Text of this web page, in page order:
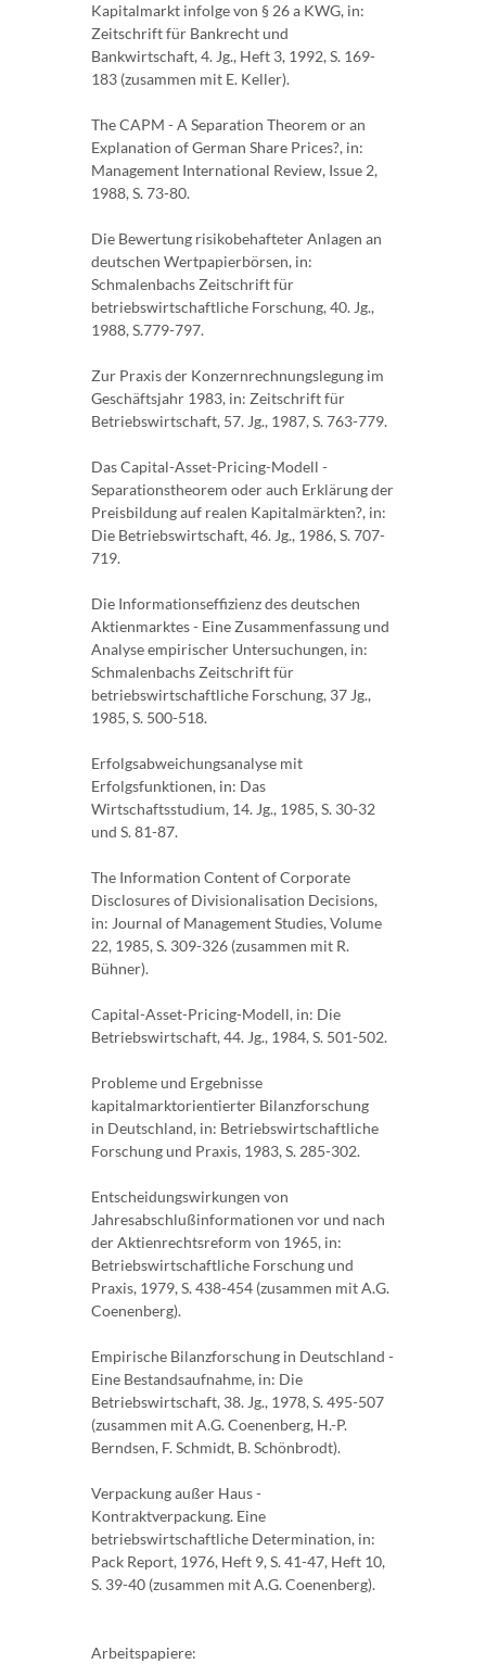
Kapitalmarkt infolge von § 26 a KWG, in:
Zeitschrift für Bankrecht und
Bankwirtschaft, 4. Jg., Heft 3, 1992, S. 169-
183 (zusammen mit E. Keller).
The CAPM - A Separation Theorem or an
Explanation of German Share Prices?, in:
Management International Review, Issue 2,
1988, S. 73-80.
Die Bewertung risikobehafteter Anlagen an
deutschen Wertpapierbörsen, in:
Schmalenbachs Zeitschrift für
betriebswirtschaftliche Forschung, 40. Jg.,
1988, S.779-797.
Zur Praxis der Konzernrechnungslegung im
Geschäftsjahr 1983, in: Zeitschrift für
Betriebswirtschaft, 57. Jg., 1987, S. 763-779.
Das Capital-Asset-Pricing-Modell -
Separationstheorem oder auch Erklärung der
Preisbildung auf realen Kapitalmärkten?, in:
Die Betriebswirtschaft, 46. Jg., 1986, S. 707-
719.
Die Informationseffizienz des deutschen
Aktienmarktes - Eine Zusammenfassung und
Analyse empirischer Untersuchungen, in:
Schmalenbachs Zeitschrift für
betriebswirtschaftliche Forschung, 37 Jg.,
1985, S. 500-518.
Erfolgsabweichungsanalyse mit
Erfolgsfunktionen, in: Das
Wirtschaftsstudium, 14. Jg., 1985, S. 30-32
und S. 81-87.
The Information Content of Corporate
Disclosures of Divisionalisation Decisions,
in: Journal of Management Studies, Volume
22, 1985, S. 309-326 (zusammen mit R.
Bühner).
Capital-Asset-Pricing-Modell, in: Die
Betriebswirtschaft, 44. Jg., 1984, S. 501-502.
Probleme und Ergebnisse
kapitalmarktorientierter Bilanzforschung
in Deutschland, in: Betriebswirtschaftliche
Forschung und Praxis, 1983, S. 285-302.
Entscheidungswirkungen von
Jahresabschlußinformationen vor und nach
der Aktienrechtsreform von 1965, in:
Betriebswirtschaftliche Forschung und
Praxis, 1979, S. 438-454 (zusammen mit A.G.
Coenenberg).
Empirische Bilanzforschung in Deutschland -
Eine Bestandsaufnahme, in: Die
Betriebswirtschaft, 38. Jg., 1978, S. 495-507
(zusammen mit A.G. Coenenberg, H.-P.
Berndsen, F. Schmidt, B. Schönbrodt).
Verpackung außer Haus -
Kontraktverpackung. Eine
betriebswirtschaftliche Determination, in:
Pack Report, 1976, Heft 9, S. 41-47, Heft 10,
S. 39-40 (zusammen mit A.G. Coenenberg).
Arbeitspapiere: